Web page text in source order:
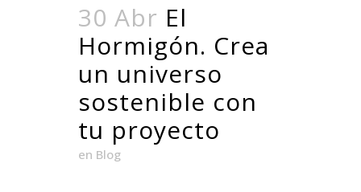
30 Abr El
Hormigón. Crea
un universo
sostenible con
tu proyecto
en Blog